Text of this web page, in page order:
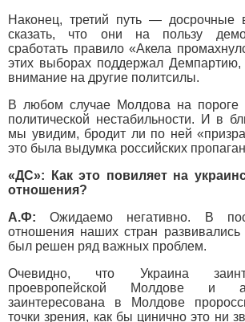
Наконец, третий путь — досрочные
сказать, что они на пользу
сработать правило «Акела
этих выборах поддержал Демпартию,
внимание на другие политсилы.
В любом случае Молдова на пороге
политической нестабильности. И в
мы увидим, бродит ли по ней
это была выдумка российских
«ДС»: Как это повиляет на
отношения?
А.Ф: Ожидаемо негативно. В
отношения наших стран
был решен ряд важных проблем.
Очевидно, что Украина
проевропейской Молдове и
заинтересована в Молдове
точки зрения, как бы цинично это ни